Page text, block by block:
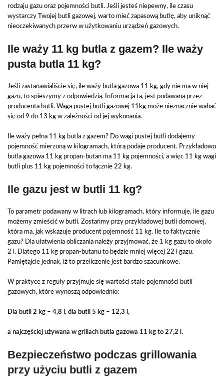
rodzaju gazu oraz pojemności butli. Jeśli jesteś niepewny, ile czasu
wystarczy Twojej butli gazowej, warto mieć zapasową butlę, aby uniknąć
nieoczekiwanych przerw w użytkowaniu urządzeń gazowych.
Ile waży 11 kg butla z gazem? Ile waży
pusta butla 11 kg?
Jeśli zastanawialiście się, ile waży butla gazowa 11 kg, gdy nie ma w niej
gazu, to spieszymy z odpowiedzią. Informacja ta, jest podawana przez
producenta butli. Waga pustej butli gazowej 11kg może nieznacznie wahać
się od 9 do 13 kg w zależności od jej wykonania.
Ile waży pełna 11 kg butla z gazem? Do wagi pustej butli dodajemy
pojemność mierzoną w kilogramach, którą podaje producent. Przykładowo
butla gazowa 11 kg propan-butan ma 11 kg pojemności, a więc 11 kg wagi
butli plus 11 kg pojemności to łącznie 22 kg.
Ile gazu jest w butli 11 kg?
To parametr podawany w litrach lub kilogramach, który informuje, ile gazu
możemy zmieścić w butli. Zostańmy przy przykładowej butli domowej,
która ma, jak wskazuje producent pojemność 11 kg. Ile to faktycznie
gazu? Dla ułatwienia obliczania należy przyjmować, że 1 kg gazu to około
2 l. Dlatego 11 kg propan-butanu to będzie mniej więcej 22 l gazu.
Pamiętajcie jednak, iż to przeliczenie jest bardzo szacunkowe.
W praktyce z reguły przyjmuje się wartości stałe pojemności butli
gazowych, które wynoszą odpowiednio:
Dla butli 2 kg – 4,8 l, dla butli 5 kg – 12,3 l,
a najczęściej używana w grillach butla gazowa 11 kg to 27,2 l.
Bezpieczeństwo podczas grillowania
przy użyciu butli z gazem